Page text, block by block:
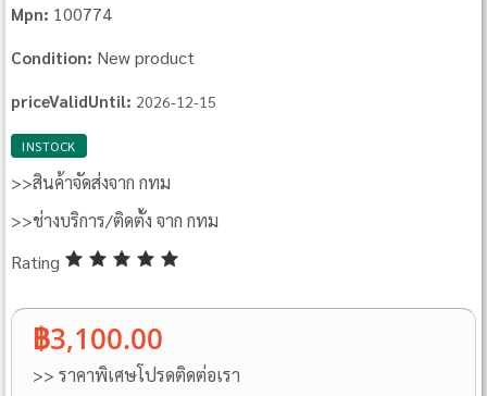
Mpn: 100774
Condition: New product
priceValidUntil: 2026-12-15
INSTOCK
>>สินค้าจัดส่งจาก กทม
>>ช่างบริการ/ติดตั้ง จาก กทม
Rating
฿3,100.00
>> ราคาพิเศษโปรดติดต่อเรา